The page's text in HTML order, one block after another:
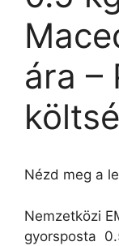
ára –
Nézd meg a
Nemzetközi
gyorsposta 